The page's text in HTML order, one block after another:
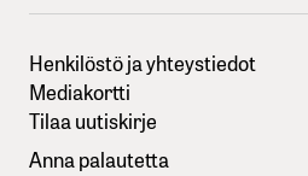
Henkilöstö ja yhteystiedot
Mediakortti
Tilaa uutiskirje
Anna palautetta